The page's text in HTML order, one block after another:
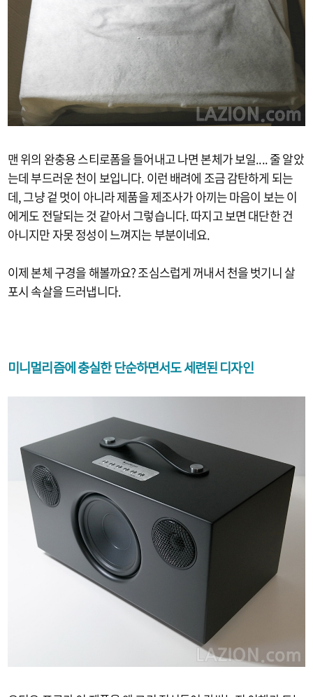
맨 위의 완충용 스티로폼을 들어내고 나면 본체가 보일.... 줄 알았
는데 부드러운 천이 보입니다. 이런 배려에 조금 감탄하게 되는
데, 그냥 겉 멋이 아니라 제품을 제조사가 아끼는 마음이 보는 이
에게도 전달되는 것 같아서 그렇습니다. 따지고 보면 대단한 건
아니지만 자못 정성이 느껴지는 부분이네요.
이제 본체 구경을 해볼까요? 조심스럽게 꺼내서 천을 벗기니 살
포시 속살을 드러냅니다.
미니멀리즘에 충실한 단순하면서도 세련된 디자인